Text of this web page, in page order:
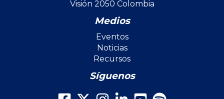
Visión 2050 Colombia
Medios
Eventos
Noticias
Recursos
Síguenos